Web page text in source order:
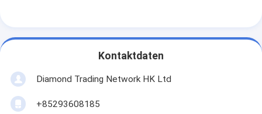
Kontaktdaten
Diamond Trading Network HK Ltd
+85293608185